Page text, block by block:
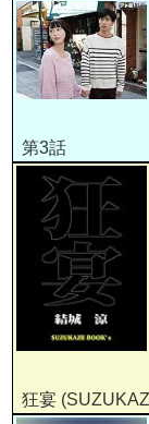
第3話
狂宴